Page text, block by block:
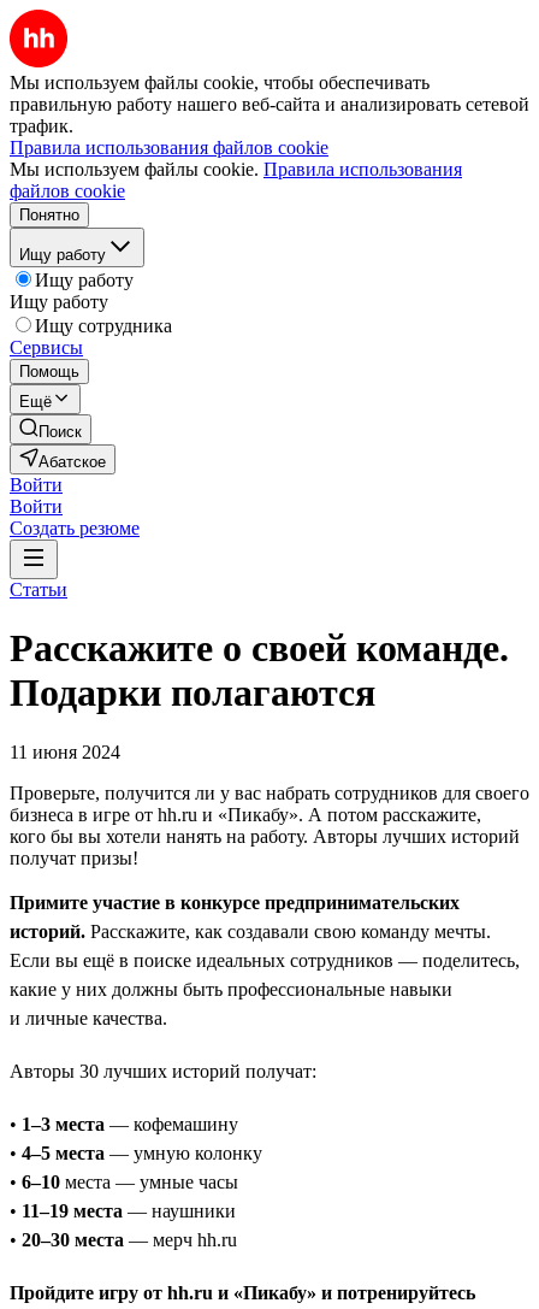
Мы используем файлы cookie, чтобы обеспечивать
правильную работу нашего веб-сайта и анализировать сетевой
трафик.
Правила использования файлов cookie
Мы используем файлы cookie. Правила использования
файлов cookie
Понятно
Ищу работу
Ищу работу
Ищу работу
Ищу сотрудника
Сервисы
Помощь
Ещё
Поиск
Абатское
Войти
Войти
Создать резюме
Статьи
Расскажите о своей команде.
Подарки полагаются
11 июня 2024
Проверьте, получится ли у вас набрать сотрудников для своего
бизнеса в игре от hh.ru и «Пикабу». А потом расскажите,
кого бы вы хотели нанять на работу. Авторы лучших историй
получат призы!
Примите участие в конкурсе предпринимательских
историй. Расскажите, как создавали свою команду мечты.
Если вы ещё в поиске идеальных сотрудников — поделитесь,
какие у них должны быть профессиональные навыки
и личные качества.
Авторы 30 лучших историй получат:
• 1–3 места — кофемашину
• 4–5 места — умную колонку
• 6–10 места — умные часы
• 11–19 места — наушники
• 20–30 места — мерч hh.ru
Пройдите игру от hh.ru и «Пикабу» и потренируйтесь